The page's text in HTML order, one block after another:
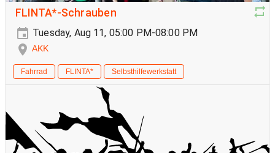
FLINTA*-Schrauben
Tuesday, Aug 11, 05:00 PM-08:00 PM
AKK
Fahrrad FLINTA* Selbsthilfewerkstatt